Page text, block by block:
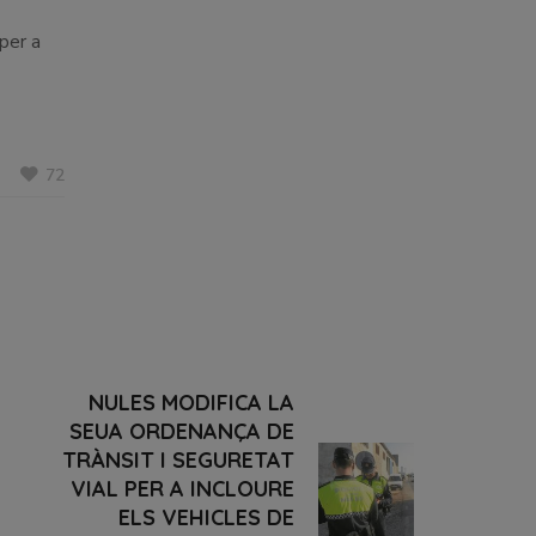
a
72
NULES MODIFICA LA
SEUA ORDENANÇA DE
TRÀNSIT I SEGURETAT
VIAL PER A INCLOURE
ELS VEHICLES DE